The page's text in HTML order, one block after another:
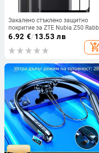
Закалено стъклено защитно
покритие за ZTE Nubia Z50
Edition с извита странична
залепваща повърхност и пълно
покритие на екрана
6.92 €/13.53 лв
add_shopping_cart